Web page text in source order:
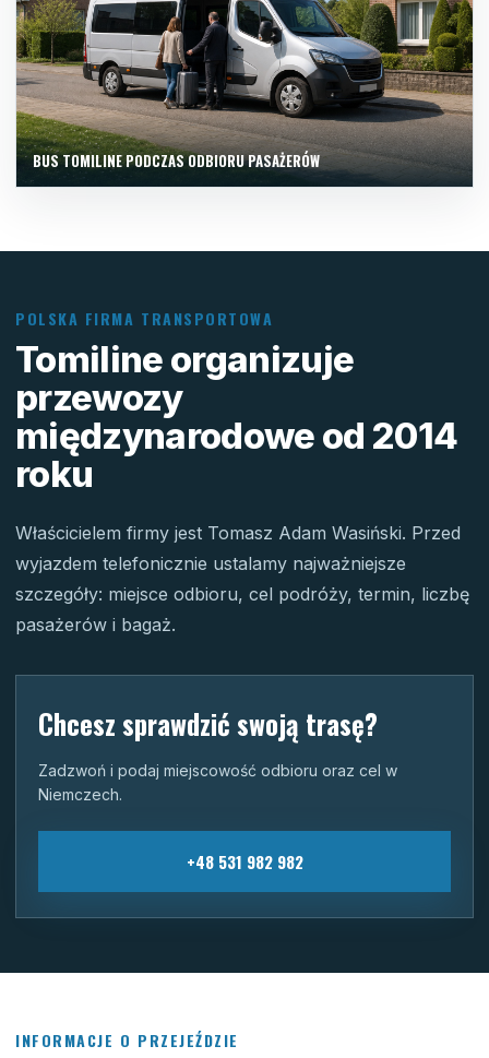
BUS TOMILINE PODCZAS ODBIORU PASAŻERÓW
POLSKA FIRMA TRANSPORTOWA
Tomiline organizuje
przewozy
międzynarodowe od 2014
roku
Właścicielem firmy jest Tomasz Adam Wasiński. Przed
wyjazdem telefonicznie ustalamy najważniejsze
szczegóły: miejsce odbioru, cel podróży, termin, liczbę
pasażerów i bagaż.
Chcesz sprawdzić swoją trasę?
Zadzwoń i podaj miejscowość odbioru oraz cel w
Niemczech.
+48 531 982 982
INFORMACJE O PRZEJEŹDZIE